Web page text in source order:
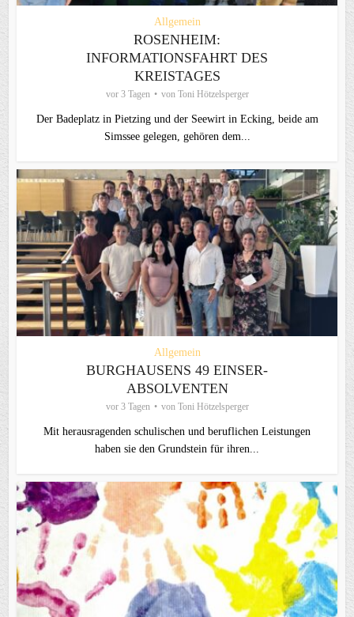
Allgemein
ROSENHEIM:
INFORMATIONSFAHRT DES
KREISTAGES
vor 3 Tagen von Toni Hötzelsperger
Der Badeplatz in Pietzing und der Seewirt in Ecking, beide am
Simssee gelegen, gehören dem...
Allgemein
BURGHAUSENS 49 EINSER-
ABSOLVENTEN
vor 3 Tagen von Toni Hötzelsperger
Mit herausragenden schulischen und beruflichen Leistungen
haben sie den Grundstein für ihren...